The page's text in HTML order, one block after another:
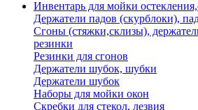
Инвентарь для мойки
Держатели падов (скурблоки),
Сгоны (стяжки,склизы),
резинки
Резинки для сгонов
Держатели шубок, шубки
Держатели шубок
Наборы для мойки окон
Скребки для стекол, лезвия